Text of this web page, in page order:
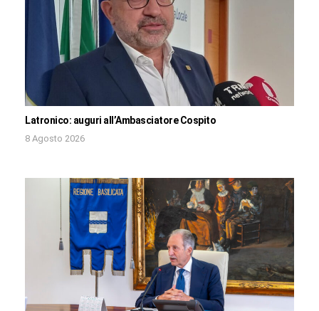
Latronico: auguri all’Ambasciatore Cospito
8 Agosto 2026